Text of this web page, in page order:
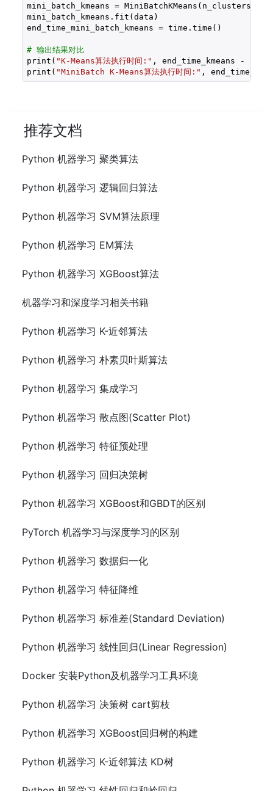
mini_batch_kmeans = MiniBatchKMeans(n_clusters=
mini_batch_kmeans.fit(data)
end_time_mini_batch_kmeans = time.time()
# 输出结果对比
print( "K-Means算法执行时间:" , end_time_kmeans -
print( "MiniBatch K-Means算法执行时间:" ,
推荐文档
Python 机器学习 聚类算法
Python 机器学习 逻辑回归算法
Python 机器学习 SVM算法原理
Python 机器学习 EM算法
Python 机器学习 XGBoost算法
机器学习和深度学习相关书籍
Python 机器学习 K-近邻算法
Python 机器学习 朴素贝叶斯算法
Python 机器学习 集成学习
Python 机器学习 散点图(Scatter Plot)
Python 机器学习 特征预处理
Python 机器学习 回归决策树
Python 机器学习 XGBoost和GBDT的区别
PyTorch 机器学习与深度学习的区别
Python 机器学习 数据归一化
Python 机器学习 特征降维
Python 机器学习 标准差(Standard Deviation)
Python 机器学习 线性回归(Linear Regression)
Docker 安装Python及机器学习工具环境
Python 机器学习 决策树 cart剪枝
Python 机器学习 XGBoost回归树的构建
Python 机器学习 K-近邻算法 KD树